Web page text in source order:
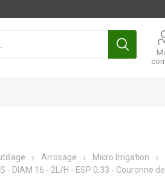
Arrosage
Micro Irrigation
- DIAM 16 - 2L/H - ESP 0,33 - Couronne